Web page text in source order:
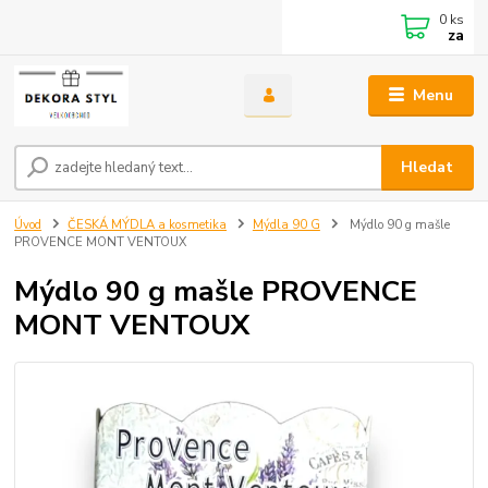
Menu
Hledat
0 ks
za
Úvod ČESKÁ MÝDLA a kosmetika Mýdla 90 G
Mýdlo 90 g mašle
PROVENCE MONT VENTOUX
Mýdlo 90 g mašle PROVENCE
MONT VENTOUX